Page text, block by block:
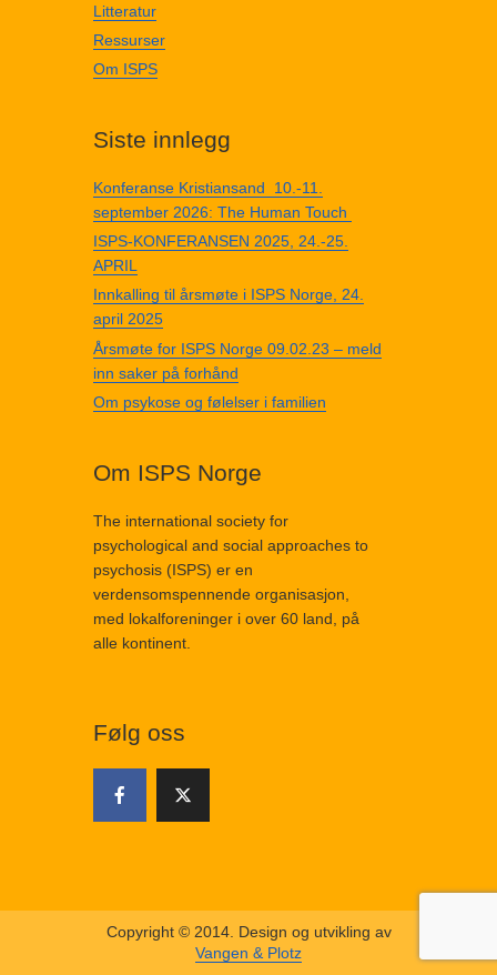
Litteratur
Ressurser
Om ISPS
Siste innlegg
Konferanse Kristiansand 10.-11.
september 2026: The Human Touch
ISPS-KONFERANSEN 2025, 24.-25.
APRIL
Innkalling til årsmøte i ISPS Norge, 24.
april 2025
Årsmøte for ISPS Norge 09.02.23 – meld
inn saker på forhånd
Om psykose og følelser i familien
Om ISPS Norge
The international society for
psychological and social approaches to
psychosis (ISPS) er en
verdensomspennende organisasjon,
med lokalforeninger i over 60 land, på
alle kontinent.
Følg oss
Copyright © 2014. Design og utvikling av
Vangen & Plotz